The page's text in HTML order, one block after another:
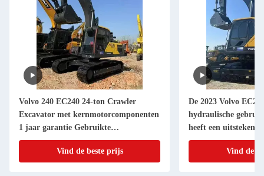
Volvo 240 EC240 24-ton Crawler
Excavator met kernmotorcomponenten
1 jaar garantie Gebruikte
grondverwerkende apparatuur
Vind de beste prijs
De 2023 Volvo
hydraulische
heeft een
Complete inventaris
Vind de